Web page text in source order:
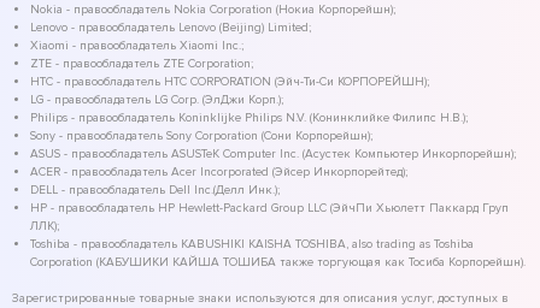
Nokia - правообладатель Nokia Corporation (Нокиа Корпорейшн);
Lenovo - правообладатель Lenovo (Beijing) Limited;
Xiaomi - правообладатель Xiaomi Inc.;
ZTE - правообладатель ZTE Corporation;
HTC - правообладатель HTC CORPORATION (Эйч-Ти-Си КОРПОРЕЙШН);
LG - правообладатель LG Corp. (ЭлДжи Корп.);
Philips - правообладатель Koninklijke Philips N.V. (Конинклийке Филипс Н.В.);
Sony - правообладатель Sony Corporation (Сони Корпорейшн);
ASUS - правообладатель ASUSTeK Computer Inc. (Асустек Компьютер Инкорпорейшн);
ACER - правообладатель Acer Incorporated (Эйсер Инкорпорейтед);
DELL - правообладатель Dell Inc.(Делл Инк.);
HP - правообладатель HP Hewlett-Packard Group LLC (ЭйчПи Хьюлетт Паккард Груп
ЛЛК);
Toshiba - правообладатель KABUSHIKI KAISHA TOSHIBA, also trading as Toshiba
Corporation (КАБУШИКИ КАЙША ТОШИБА также торгующая как Тосиба Корпорейшн).
Зарегистрированные товарные знаки используются для описания услуг, доступных в